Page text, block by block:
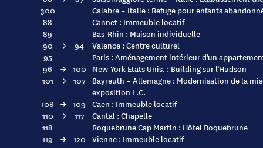
300
Calabre – Italie : Refuge pour enfants
88
Cannet : Immeuble locatif
89
Bas-Rhin : Maison individuelle
90
→ 94
Valence : Centre culturel
95
Paris : Aménagement intérieur d’un
96
→ 100 New-York Etats Unis. : Building sur l’Hudson
101
→ 107
Bayreuth – Allemagne : Modernisation de la
exposition L.C.
108 → 109 Caen : Immeuble locatif
110
→ 117
Cantal : Chapelle
118
Roquebrune Cap Martin : Hôtel Roquebrune
119
→ 120 Vienne : Immeuble locatif